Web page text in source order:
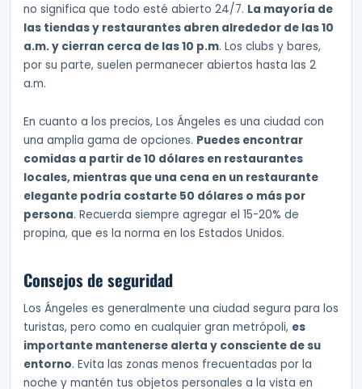
no significa que todo esté abierto 24/7. La mayoría de
las tiendas y restaurantes abren alrededor de las 10
a.m. y cierran cerca de las 10 p.m. Los clubs y bares,
por su parte, suelen permanecer abiertos hasta las 2
a.m.
En cuanto a los precios, Los Ángeles es una ciudad con
una amplia gama de opciones. Puedes encontrar
comidas a partir de 10 dólares en restaurantes
locales, mientras que una cena en un restaurante
elegante podría costarte 50 dólares o más por
persona. Recuerda siempre agregar el 15-20% de
propina, que es la norma en los Estados Unidos.
Consejos de seguridad
Los Ángeles es generalmente una ciudad segura para los
turistas, pero como en cualquier gran metrópoli, es
importante mantenerse alerta y consciente de su
entorno. Evita las zonas menos frecuentadas por la
noche y mantén tus objetos personales a la vista en